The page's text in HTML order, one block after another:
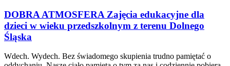
DOBRA ATMOSFERA Zajęcia edukacyjne dla
dzieci w wieku przedszkolnym z terenu Dolnego
Śląska
Wdech. Wydech. Bez świadomego skupienia trudno pamiętać o